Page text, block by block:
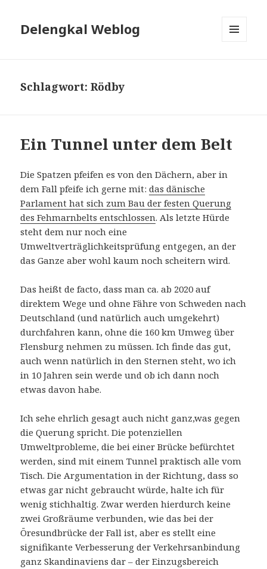
Delengkal Weblog
Schlagwort:Rödby
Ein Tunnel unter dem Belt
Die Spatzen pfeifen es von den Dächern, aber in
dem Fall pfeife ich gerne mit:das dänische
Parlament hat sich zum Bau der festen Querung
des Fehmarnbelts entschlossen. Als letzte Hürde
steht dem nur noch eine
Umweltverträglichkeitsprüfung entgegen, an der
das Ganze aber wohl kaum noch scheitern wird.
Das heißt de facto, dass man ca. ab 2020 auf
direktem Wege und ohne Fähre von Schweden nach
Deutschland (und natürlich auch umgekehrt)
durchfahren kann, ohne die 160 km Umweg über
Flensburg nehmen zu müssen. Ich finde das gut,
auch wenn natürlich in den Sternen steht, wo ich
in 10 Jahren sein werde und ob ich dann noch
etwas davon habe.
Ich sehe ehrlich gesagt auch nicht ganz,was gegen
die Querung spricht. Die potenziellen
Umweltprobleme, die bei einer Brücke befürchtet
werden, sind mit einem Tunnel praktisch alle vom
Tisch. Die Argumentation in der Richtung, dass so
etwas gar nicht gebraucht würde, halte ich für
wenig stichhaltig. Zwar werden hierdurch keine
zwei Großräume verbunden, wie das bei der
Öresundbrücke der Fall ist, aber es stellt eine
signifikante Verbesserung der Verkehrsanbindung
ganz Skandinaviens dar – der Einzugsbereich